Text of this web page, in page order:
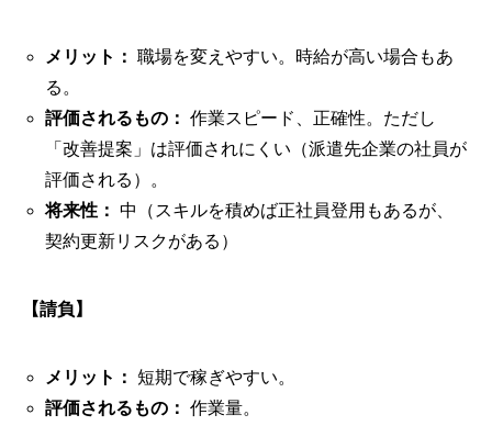
メリット： 職場を変えやすい。時給が高い場合もあ
る。
評価されるもの： 作業スピード、正確性。ただし
「改善提案」は評価されにくい（派遣先企業の社員が
評価される）。
将来性： 中（スキルを積めば正社員登用もあるが、
契約更新リスクがある）
【請負】
メリット： 短期で稼ぎやすい。
評価されるもの： 作業量。